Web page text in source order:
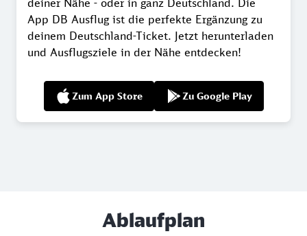
App DB Ausflug ist die perfekte Ergänzung zu
deinem Deutschland-Ticket. Jetzt herunterladen
und Ausflugsziele in der Nähe entdecken!
Zum App Store Zu Google Play
Ablaufplan